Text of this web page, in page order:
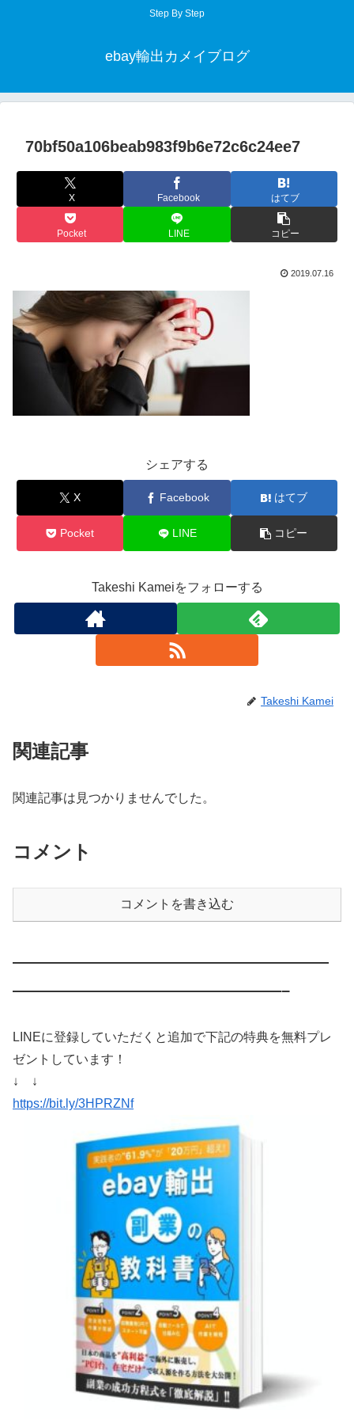
Step By Step
ebay輸出カメイブログ
70bf50a106beab983f9b6e72c6c24ee7
X Facebook はてブ
Pocket LINE コピー
2019.07.16
シェアする
X Facebook はてブ
Pocket LINE コピー
Takeshi Kameiをフォローする
Takeshi Kamei
関連記事
関連記事は見つかりませんでした。
コメント
コメントを書き込む
————————————————————
—————————————————–
LINEに登録していただくと追加で下記の特典を無料プレ
ゼントしています！
↓ ↓
https://bit.ly/3HPRZNf